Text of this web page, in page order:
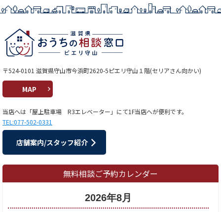
〒524-0101 滋賀県守山市今浜町2620-5ピエリ守山１階(セリアさん向かい)
MAP
当店へは「屋上駐車場 R3エレベーター」にて1F当店へが便利です。
TEL:077-502-0331
店舗案内/スタッフ紹介
無料相談ご予約カレンダー
2026年8月